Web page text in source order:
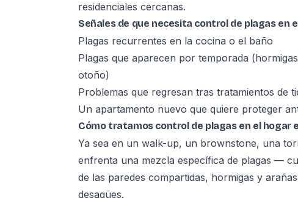
residenciales cercanas.
Señales de que necesita control de plagas en
Plagas recurrentes en la cocina o el baño
Plagas que aparecen por temporada
otoño)
Problemas que regresan tras tratamientos de
Un apartamento nuevo que quiere proteger
Cómo tratamos control de plagas en el hogar
Ya sea en un walk-up, un brownstone, una
enfrenta una mezcla específica de plagas —
de las paredes compartidas, hormigas y
desagües.